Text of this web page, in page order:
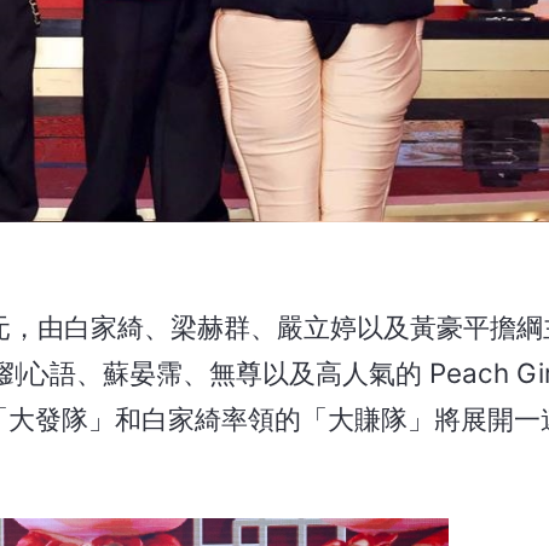
由白家綺、梁赫群、嚴立婷以及黃豪平擔
心語、蘇晏霈、無尊以及高人氣的 Peach
發隊」和白家綺率領的「大賺隊」將展開一